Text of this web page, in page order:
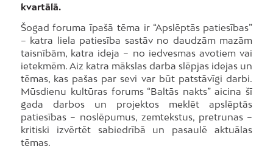
kvartālā.
Šogad foruma īpašā tēma ir “Apslēptās patiesības”
– katra liela patiesība sastāv no daudzām mazām
taisnībām, katra ideja – no iedvesmas avotiem vai
ietekmēm. Aiz katra mākslas darba slēpjas idejas un
tēmas, kas pašas par sevi var būt patstāvīgi darbi.
Mūsdienu kultūras forums “Baltās nakts” aicina šī
gada darbos un projektos meklēt apslēptās
patiesības – noslēpumus, zemtekstus, pretrunas –
kritiski izvērtēt sabiedrībā un pasaulē aktuālas
tēmas.